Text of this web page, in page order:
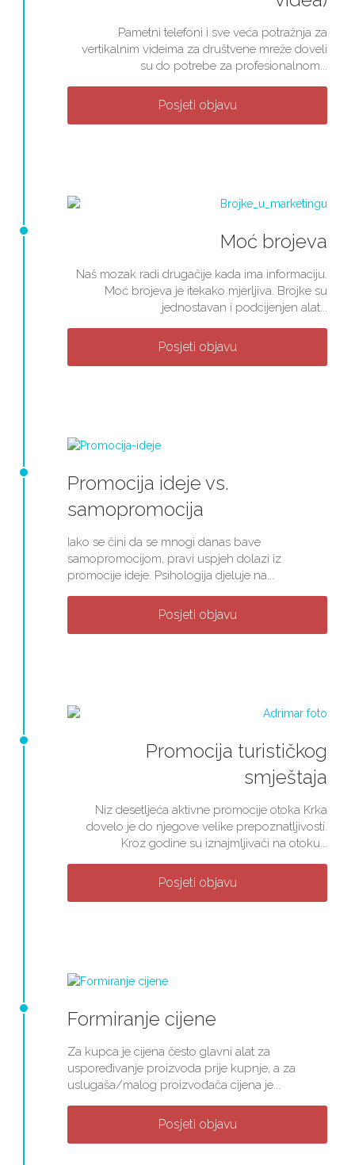
Pametni telefoni i sve veća potražnja za
vertikalnim videima za društvene mreže doveli
su do potrebe za profesionalnom...
Posjeti objavu
Moć brojeva
Naš mozak radi drugačije kada ima informaciju.
Moć brojeva je itekako mjerljiva. Brojke su
jednostavan i podcijenjen alat...
Posjeti objavu
Promocija ideje vs.
samopromocija
Iako se čini da se mnogi danas bave
samopromocijom, pravi uspjeh dolazi iz
promocije ideje. Psihologija djeluje na...
Posjeti objavu
Promocija turističkog
smještaja
Niz desetljeća aktivne promocije otoka Krka
dovelo je do njegove velike prepoznatljivosti.
Kroz godine su iznajmljivači na otoku...
Posjeti objavu
Formiranje cijene
Za kupca je cijena često glavni alat za
uspoređivanje proizvoda prije kupnje, a za
uslugaša/malog proizvođača cijena je...
Posjeti objavu